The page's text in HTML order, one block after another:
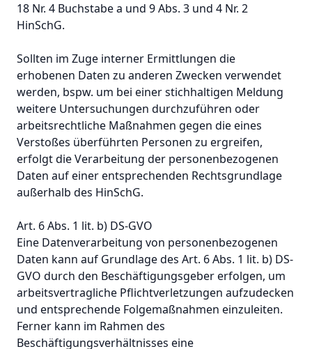
18 Nr. 4 Buchstabe a und 9 Abs. 3 und 4 Nr. 2
HinSchG.
Sollten im Zuge interner Ermittlungen die
erhobenen Daten zu anderen Zwecken verwendet
werden, bspw. um bei einer stichhaltigen Meldung
weitere Untersuchungen durchzuführen oder
arbeitsrechtliche Maßnahmen gegen die eines
Verstoßes überführten Personen zu ergreifen,
erfolgt die Verarbeitung der personenbezogenen
Daten auf einer entsprechenden Rechtsgrundlage
außerhalb des HinSchG.
Art. 6 Abs. 1 lit. b) DS-GVO
Eine Datenverarbeitung von personenbezogenen
Daten kann auf Grundlage des Art. 6 Abs. 1 lit. b) DS-
GVO durch den Beschäftigungsgeber erfolgen, um
arbeitsvertragliche Pflichtverletzungen aufzudecken
und entsprechende Folgemaßnahmen einzuleiten.
Ferner kann im Rahmen des
Beschäftigungsverhältnisses eine